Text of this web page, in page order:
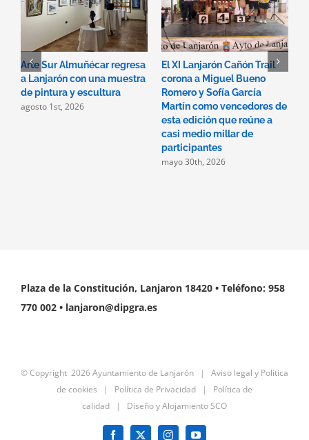
Arte Sur Almuñécar regresa
a Lanjarón con una muestra
de pintura y escultura
agosto 1st, 2026
El XI Lanjarón Cañón Trail
corona a Miguel Bueno
Romero y Sofía García
Martín como vencedores de
esta edición que reúne a
casi medio millar de
participantes
mayo 30th, 2026
Plaza de la Constitución, Lanjaron 18420 • Teléfono: 958
770 002 • lanjaron@dipgra.es
© Copyright 2026 Ayuntamiento de Lanjarón | Aviso legal y Política
de cookies | Política de Privacidad | Política de
calidad | Diseño y Alojamiento SCO